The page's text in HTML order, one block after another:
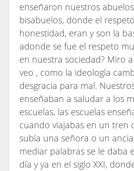
enseñaron nuestros
bisabuelos, donde el
honestidad, eran y son la
adonde se fue el respeto
en nuestra sociedad? Miro
veo , como la ideología
desgracia para mal.
enseñaban a saludar a los
escuelas, las escuelas
cuando viajabas en un tren
subía una señora o un
mediar palabras se le daba
día y ya en el siglo XXI,